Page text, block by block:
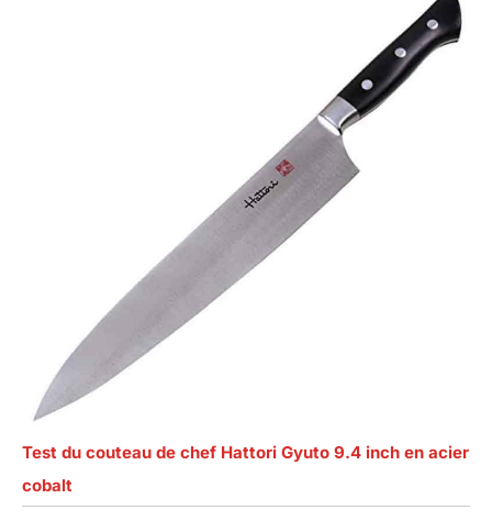
Test du couteau de chef Hattori Gyuto 9.4 inch en acier
cobalt